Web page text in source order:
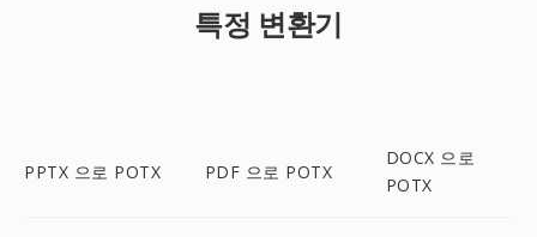
특정 변환기
PPTX 으로 POTX PDF 으로 POTX
DOCX 으로
POTX